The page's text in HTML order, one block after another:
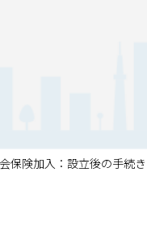
保険加入：設立後の手続